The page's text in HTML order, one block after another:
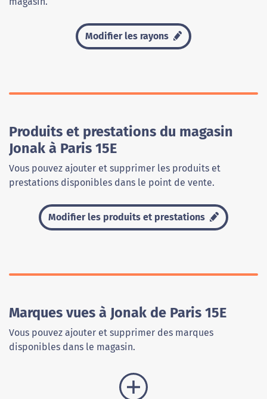
Modifier les rayons
Produits et prestations du magasin
Jonak à Paris 15E
Vous pouvez ajouter et supprimer les produits et
prestations disponibles dans le point de vente.
Modifier les produits et prestations
Marques vues à Jonak de Paris 15E
Vous pouvez ajouter et supprimer des marques
disponibles dans le magasin.